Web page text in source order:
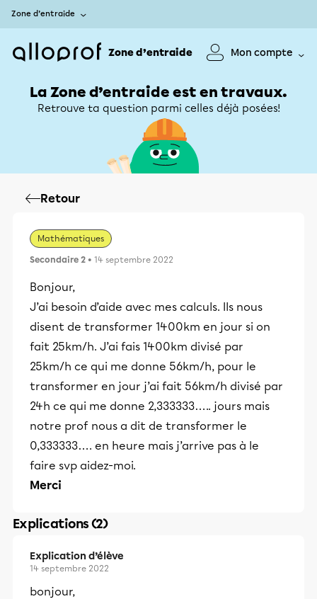
Zone d’entraide
Zone d’entraide Mon compte
La Zone d’entraide est en travaux.
Retrouve ta question parmi celles déjà posées!
Retour
Mathématiques
Secondaire 2 • 14 septembre 2022
Bonjour,
J’ai besoin d’aide avec mes calculs. Ils nous
disent de transformer 1400km en jour si on
fait 25km/h. J’ai fais 1400km divisé par
25km/h ce qui me donne 56km/h, pour le
transformer en jour j’ai fait 56km/h divisé par
24h ce qui me donne 2,333333….. jours mais
notre prof nous a dit de transformer le
0,333333…. en heure mais j’arrive pas à le
faire svp aidez-moi.
Merci
Explications (2)
Explication d’élève
14 septembre 2022
bonjour,